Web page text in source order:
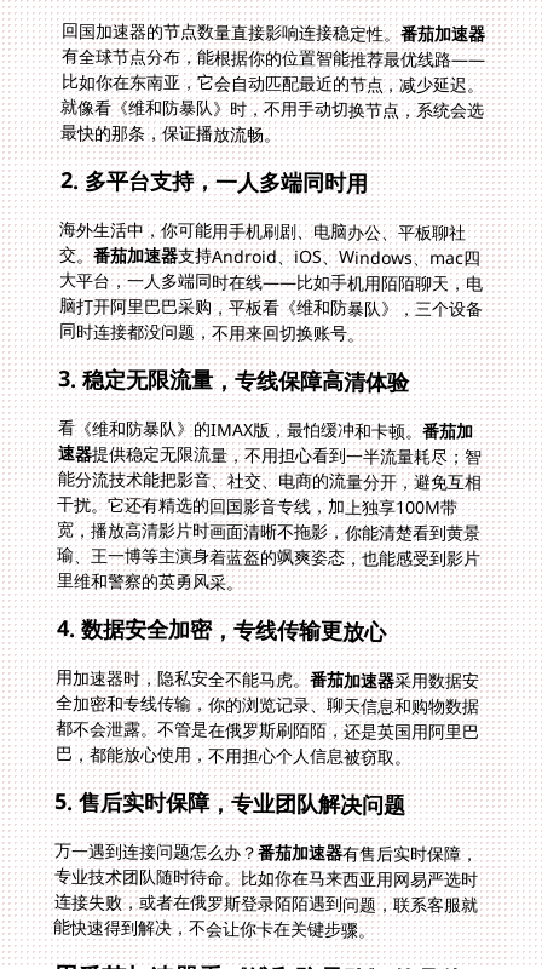
回国加速器的节点数量直接影响连接稳定性。番茄加速器
有全球节点分布，能根据你的位置智能推荐最优线路——
比如你在东南亚，它会自动匹配最近的节点，减少延迟。
就像看《维和防暴队》时，不用手动切换节点，系统会选
最快的那条，保证播放流畅。
2. 多平台支持，一人多端同时用
海外生活中，你可能用手机刷剧、电脑办公、平板聊社
交。番茄加速器支持Android、iOS、Windows、mac四
大平台，一人多端同时在线——比如手机用陌陌聊天，电
脑打开阿里巴巴采购，平板看《维和防暴队》，三个设备
同时连接都没问题，不用来回切换账号。
3. 稳定无限流量，专线保障高清体验
看《维和防暴队》的IMAX版，最怕缓冲和卡顿。番茄加
速器提供稳定无限流量，不用担心看到一半流量耗尽；智
能分流技术能把影音、社交、电商的流量分开，避免互相
干扰。它还有精选的回国影音专线，加上独享100M带
宽，播放高清影片时画面清晰不拖影，你能清楚看到黄景
瑜、王一博等主演身着蓝盔的飒爽姿态，也能感受到影片
里维和警察的英勇风采。
4. 数据安全加密，专线传输更放心
用加速器时，隐私安全不能马虎。番茄加速器采用数据安
全加密和专线传输，你的浏览记录、聊天信息和购物数据
都不会泄露。不管是在俄罗斯刷陌陌，还是英国用阿里巴
巴，都能放心使用，不用担心个人信息被窃取。
5. 售后实时保障，专业团队解决问题
万一遇到连接问题怎么办？番茄加速器有售后实时保障，
专业技术团队随时待命。比如你在马来西亚用网易严选时
连接失败，或者在俄罗斯登录陌陌遇到问题，联系客服就
能快速得到解决，不会让你卡在关键步骤。